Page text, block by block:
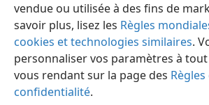
vendue ou utilisée à des fins de
savoir plus, lisez les Règles
cookies et technologies similaires.
personnaliser vos paramètres à
vous rendant sur la page des Règles
confidentialité.